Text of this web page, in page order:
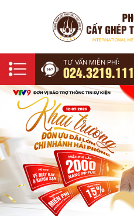
TƯ VẤN MIỄN PHÍ: